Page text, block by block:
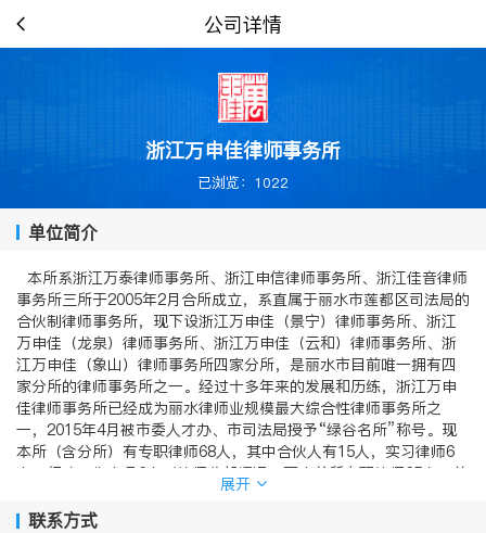
公司详情
浙江万申佳律师事务所
已浏览：1022
单位简介
本所系浙江万泰律师事务所、浙江申信律师事务所、浙江佳音律师
事务所三所于2005年2月合所成立，系直属于丽水市莲都区司法局的
合伙制律师事务所，现下设浙江万申佳（景宁）律师事务所、浙江
万申佳（龙泉）律师事务所、浙江万申佳（云和）律师事务所、浙
江万申佳（象山）律师事务所四家分所，是丽水市目前唯一拥有四
家分所的律师事务所之一。经过十多年来的发展和历练，浙江万申
佳律师事务所已经成为丽水律师业规模最大综合性律师事务所之
一，2015年4月被市委人才办、市司法局授予“绿谷名所”称号。现
本所（含分所）有专职律师68人，其中合伙人有15人，实习律师6
人、行政工作人员6人（律师分部情况：丽水总所专职律师35人，兼
职律师1人，景宁分所专职律师12人，龙泉分所专职律师4人，象山
分所专职律师7人，云和分所专职律师7人）。本所拥有优秀的执业
展开
联系方式